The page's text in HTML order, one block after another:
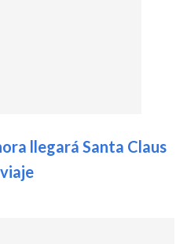
llegará Santa Claus